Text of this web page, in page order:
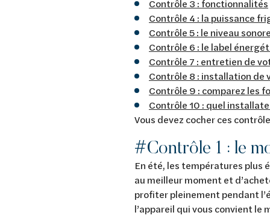
Contrôle 3 : fonctionnalités
Contrôle 4 : la puissance
Contrôle 5 : le niveau
Contrôle 6 : le label
Contrôle 7 : entretien de
Contrôle 8 : installation
Contrôle 9 : comparez les
Contrôle 10 : quel
Vous devez cocher ces
#Contrôle 1 : le
En été, les températures plus
au meilleur moment et
profiter pleinement pendant
l’appareil qui vous convient le